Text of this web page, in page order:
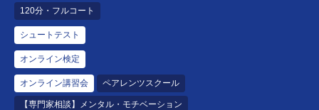
120分・フルコート
シュートテスト
オンライン検定
オンライン講習会 ペアレンツスクール
【専門家相談】メンタル・モチベーション